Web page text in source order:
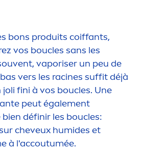
bons produits coiffants,
vos boucles sans les
vaporiser un peu de
vers les racines suffit déjà
fini à vos boucles. Une
peut également
définir les boucles:
cheveux humides et
à l'accoutumée.